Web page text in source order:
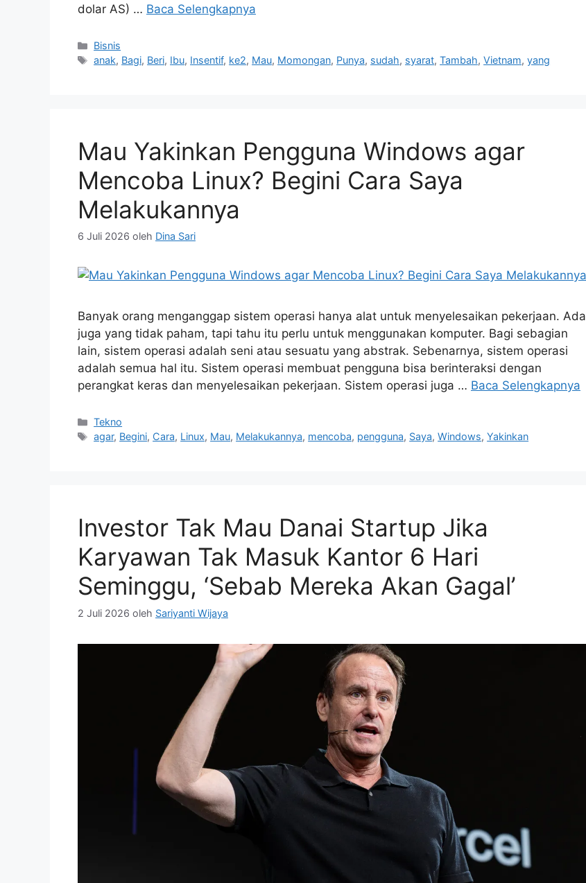
dolar AS) … Baca Selengkapnya
Kategori
Bisnis
Tag
anak, Bagi, Beri, Ibu, Insentif, ke2, Mau, Momongan, Punya, sudah, syarat,Tambah,Vietnam,yang
Mau Yakinkan Pengguna Windows agar
Mencoba Linux? Begini Cara Saya
Melakukannya
6 Juli 2026 oleh Dina Sari
Banyak orang menganggap sistem operasi hanya alat untuk menyelesaikan pekerjaan. Ada
juga yang tidak paham, tapi tahu itu perlu untuk menggunakan komputer. Bagi sebagian
lain, sistem operasi adalah seni atau sesuatu yang abstrak. Sebenarnya, sistem operasi
adalah semua hal itu. Sistem operasi membuat pengguna bisa berinteraksi dengan
perangkat keras dan menyelesaikan pekerjaan. Sistem operasi juga … Baca Selengkapnya
Kategori
Tekno
Tag
agar, Begini, Cara, Linux, Mau, Melakukannya, mencoba, pengguna, Saya,Windows,Yakinkan
Investor Tak Mau Danai Startup Jika
Karyawan Tak Masuk Kantor 6 Hari
Seminggu, ‘Sebab Mereka Akan Gagal’
2 Juli 2026 oleh Sariyanti Wijaya